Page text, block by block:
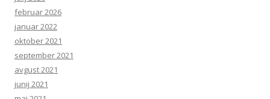
februar 2026
januar 2022
oktober 2021
september 2021
avgust 2021
junij 2021